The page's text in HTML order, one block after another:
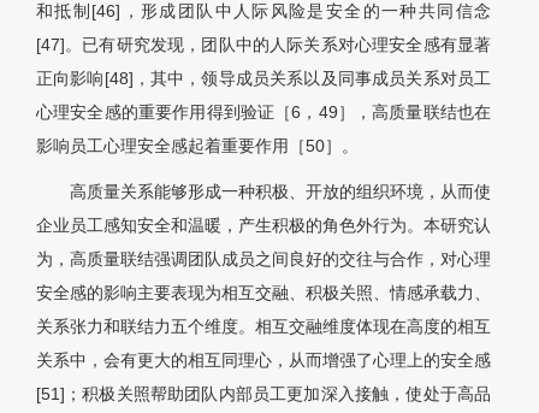
和抵制[46]，形成团队中人际风险是安全的一种共同信念
[47]。已有研究发现，团队中的人际关系对心理安全感有显著
正向影响[48]，其中，领导成员关系以及同事成员关系对员工
心理安全感的重要作用得到验证［6，49］，高质量联结也在
影响员工心理安全感起着重要作用［50］。
高质量关系能够形成一种积极、开放的组织环境，从而使
企业员工感知安全和温暖，产生积极的角色外行为。本研究认
为，高质量联结强调团队成员之间良好的交往与合作，对心理
安全感的影响主要表现为相互交融、积极关照、情感承载力、
关系张力和联结力五个维度。相互交融维度体现在高度的相互
关系中，会有更大的相互同理心，从而增强了心理上的安全感
[51]；积极关照帮助团队内部员工更加深入接触，使处于高品